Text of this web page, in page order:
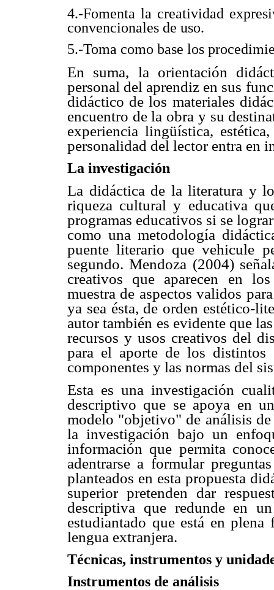
4.-Fomenta la creatividad
convencionales de uso.
5.-Toma como base los
En suma, la orientación
personal del aprendiz en sus
didáctico de los materiales
encuentro de la obra y su
experiencia lingüística,
personalidad del lector entra en
La investigación
La didáctica de la literatura y
riqueza cultural y educativa
programas educativos si se
como una metodología
puente literario que vehicule
segundo. Mendoza (2004)
creativos que aparecen en
muestra de aspectos validos
ya sea ésta, de orden estético-
autor también es evidente que
recursos y usos creativos del
para el aporte de los distintos
componentes y las normas del
Esta es una investigación
descriptivo que se apoya en
modelo "objetivo" de análisis
la investigación bajo un
información que permita
adentrarse a formular
planteados en esta propuesta
superior pretenden dar
descriptiva que redunde en
estudiantado que está en
lengua extranjera.
Técnicas, instrumentos y
Instrumentos de análisis